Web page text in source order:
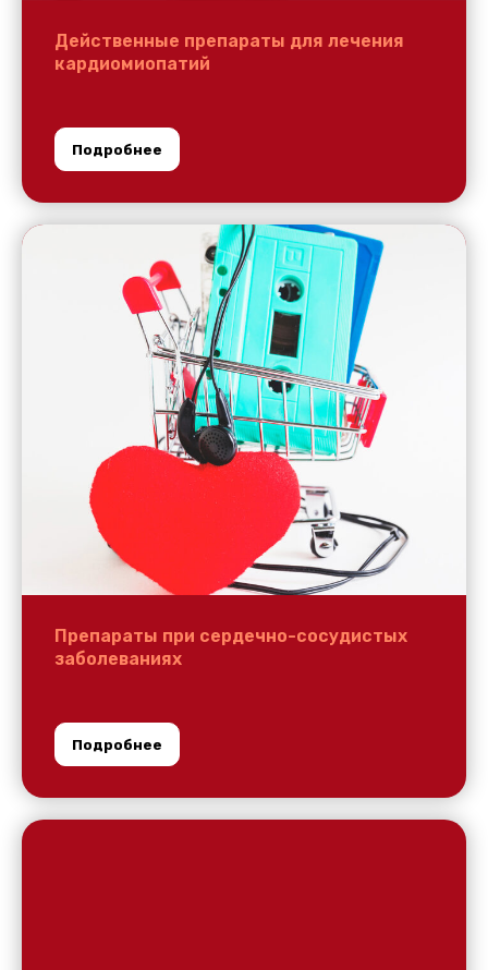
Действенные препараты для лечения
кардиомиопатий
Подробнее
Препараты при сердечно-сосудистых
заболеваниях
Подробнее